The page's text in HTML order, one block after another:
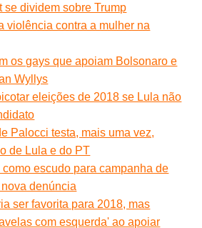
se dividem sobre Trump
violência contra a mulher na
os gays que apoiam Bolsonaro e
Wyllys
eleições de 2018 se Lula não
Palocci testa, mais uma vez,
de Lula e do PT
como escudo para campanha de
denúncia
ser favorita para 2018, mas
com esquerda' ao apoiar